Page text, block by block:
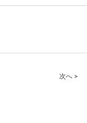
次へ >